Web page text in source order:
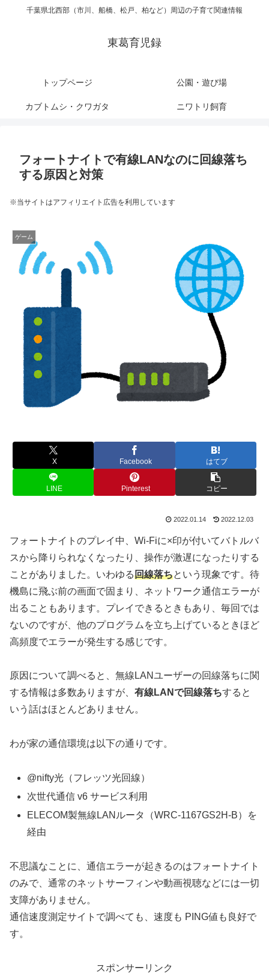
千葉県北西部（市川、船橋、松戸、柏など）周辺の子育て関連情報
東葛育児録
トップページ 公園・遊び場
カブトムシ・クワガタ ニワトリ飼育
フォートナイトで有線LANなのに回線落ち
する原因と対策
※当サイトはアフィリエイト広告を利用しています
ゲーム
X Facebook はてブ
LINE Pinterest コピー
2022.01.14 2022.12.03
フォートナイトのプレイ中、Wi-Fiに×印が付いてバトルバ
スから降りられなくなったり、操作が激遅になったりする
ことがありました。いわゆる回線落ちという現象です。待
機島に飛ぶ前の画面で固まり、ネットワーク通信エラーが
出ることもあります。プレイできるときもあり、毎回では
ないのですが、他のプログラムを立ち上げているときほど
高頻度でエラーが発生する感じです。
原因について調べると、無線LANユーザーの回線落ちに関
する情報は多数ありますが、 有線LANで回線落ちすると
いう話はほとんどありません。
わが家の通信環境は以下の通りです。
@nifty光（フレッツ光回線）
次世代通信 v6 サービス利用
ELECOM製無線LANルータ（WRC-1167GS2H-B）を
経由
不思議なことに、通信エラーが起きるのはフォートナイト
のみで、通常のネットサーフィンや動画視聴などには一切
支障がありません。
通信速度測定サイトで調べても、速度も PING値も良好で
す。
スポンサーリンク